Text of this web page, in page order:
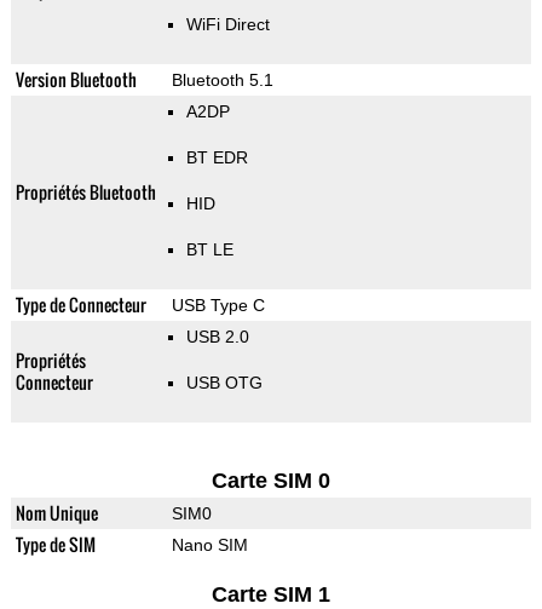
WiFi Direct
Version Bluetooth Bluetooth 5.1
Propriétés Bluetooth
A2DP
BT EDR
HID
BT LE
Type de Connecteur USB Type C
Propriétés
Connecteur
USB 2.0
USB OTG
Carte SIM 0
Nom Unique SIM0
Type de SIM Nano SIM
Carte SIM 1